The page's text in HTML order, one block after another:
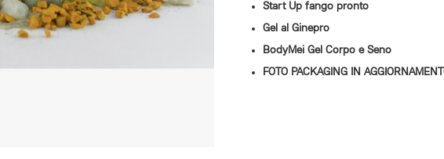
Start Up fango pronto
Gel al Ginepro
BodyMei Gel Corpo e Seno
FOTO PACKAGING IN